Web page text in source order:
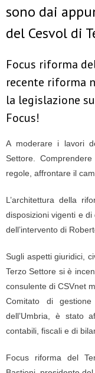
sono dai
del Cesvol di
Focus riforma
recente riforma
la legislazione
Focus!
A moderare i lavori
Settore.
regole, affrontare il
L’architettura della
disposizioni vigenti e
dell’intervento di
Sugli aspetti giuridici,
Terzo Settore si è
consulente di CSVnet
Comitato di
dell’Umbria, è stato
contabili, fiscali e di
Focus riforma del